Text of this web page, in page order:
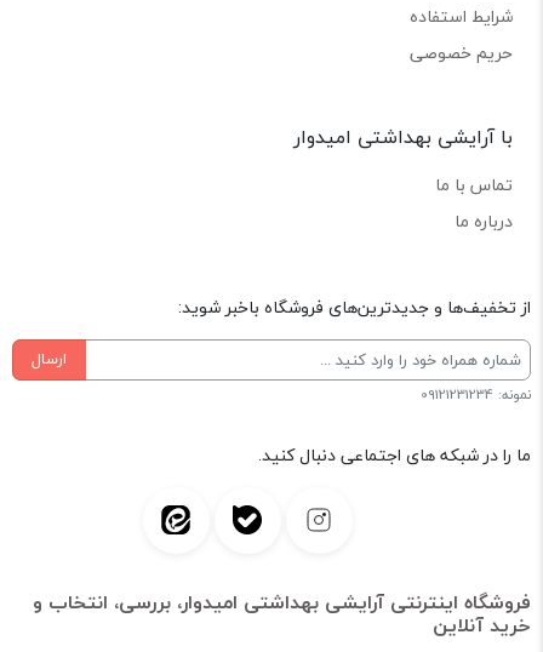
شرایط استفاده
حریم خصوصی
با آرایشی بهداشتی امیدوار
تماس با ما
درباره ما
از تخفیف‌ها و جدیدترین‌های فروشگاه باخبر شوید:
ارسال
نمونه: 09121231234
ما را در شبکه های اجتماعی دنبال کنید.
فروشگاه اینترنتی آرایشی بهداشتی امیدوار، بررسی، انتخاب و
خرید آنلاین